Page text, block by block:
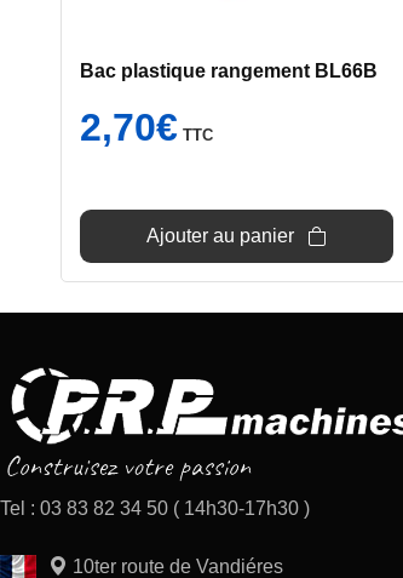
Bac plastique rangement BL66B
2,70€ TTC
Ajouter au panier
Tel : 03 83 82 34 50 ( 14h30-17h30 )
10ter route de Vandiéres